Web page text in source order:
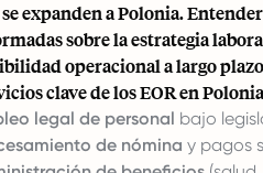
expanden a Polonia.
sobre la estrategia
operacional a largo
clave de los EOR en Polonia
legal de personal bajo
de nómina y pagos